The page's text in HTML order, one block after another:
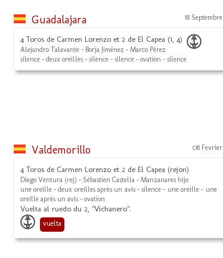
Guadalajara 18 Septembre
4 Toros de Carmen Lorenzo et 2 de El Capea (1, 4)
Alejandro Talavante - Borja Jiménez - Marco Pérez
silence - deux oreilles - silence - silence - ovation - silence
Valdemorillo 08 Fevrier
4 Toros de Carmen Lorenzo et 2 de El Capea (rejon)
Diego Ventura (rej) - Sébastien Castella - Manzanares hijo
une oreille - deux oreilles après un avis - silence - une oreille - une
oreille après un avis - ovation
Vuelta al ruedo du 2, "Vichanero".
vuelta